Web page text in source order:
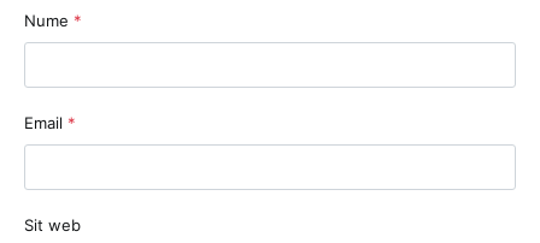
Nume *
Email *
Sit web